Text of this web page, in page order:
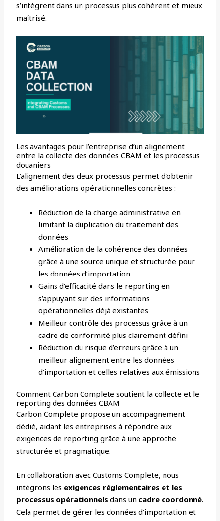
s’intègrent dans un processus plus cohérent et mieux
maîtrisé.
Les avantages pour l’entreprise d’un alignement
entre la collecte des données CBAM et les processus
douaniers
L'alignement des deux processus permet d'obtenir
des améliorations opérationnelles concrètes :
Réduction de la charge administrative en
limitant la duplication du traitement des
données
Amélioration de la cohérence des données
grâce à une source unique et structurée pour
les données d’importation
Gains d’efficacité dans le reporting en
s’appuyant sur des informations
opérationnelles déjà existantes
Meilleur contrôle des processus grâce à un
cadre de conformité plus clairement défini
Réduction du risque d’erreurs grâce à un
meilleur alignement entre les données
d’importation et celles relatives aux émissions
Comment Carbon Complete soutient la collecte et le
reporting des données CBAM
Carbon Complete propose un accompagnement
dédié, aidant les entreprises à répondre aux
exigences de reporting grâce à une approche
structurée et pragmatique.
En collaboration avec Customs Complete, nous
intégrons les exigences réglementaires et les
processus opérationnels dans un cadre coordonné.
Cela permet de gérer les données d’importation et